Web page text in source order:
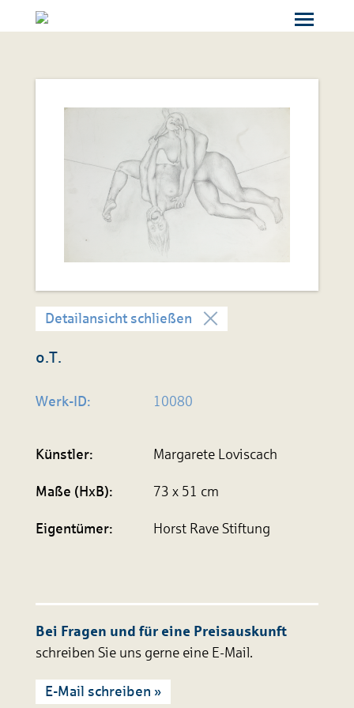
Detailansicht schließen
o.T.
Werk-ID: 10080
Künstler: Margarete Loviscach
Maße (HxB): 73 x 51 cm
Eigen­tümer: Horst Rave Stiftung
Bei Fragen und für eine Preisauskunft
schreiben Sie uns gerne eine E-Mail.
E-Mail schreiben »